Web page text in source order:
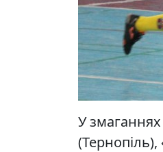
У
(Тернопіль),